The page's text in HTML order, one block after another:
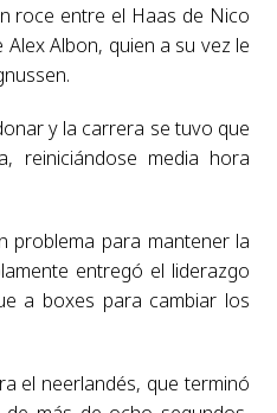
roce entre el Haas de Nico
Alex Albon, quien a su vez le
y la carrera se tuvo que
reiniciándose media hora
problema para mantener la
entregó el liderazgo
a boxes para cambiar los
el neerlandés, que terminó